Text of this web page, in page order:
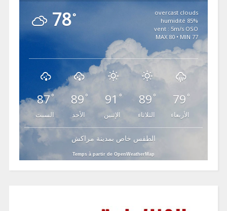
78°
overcast clouds
85% humidité
vent : 5m/s OSO
MAX 80 • MIN 77
87°
السبت
89 °
الأحد
91 °
الإثنين
89 °
الثلاثاء
79 °
الأربعاء
الطقس خاص بمدينة مراكش
Temps à partir de OpenWeatherMap